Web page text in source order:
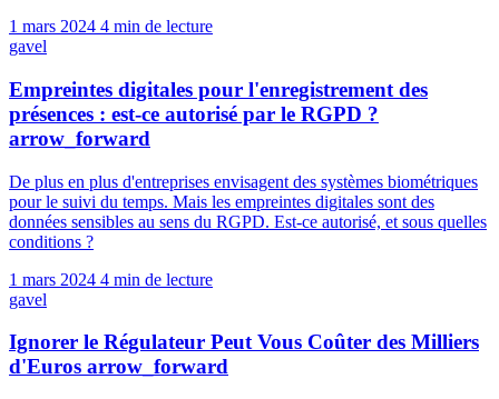
1 mars 2024 4 min de lecture
gavel
Empreintes digitales pour l'enregistrement des
présences : est-ce autorisé par le RGPD ?
arrow_forward
De plus en plus d'entreprises envisagent des systèmes biométriques
pour le suivi du temps. Mais les empreintes digitales sont des
données sensibles au sens du RGPD. Est-ce autorisé, et sous quelles
conditions ?
1 mars 2024 4 min de lecture
gavel
Ignorer le Régulateur Peut Vous Coûter des Milliers
d'Euros arrow_forward